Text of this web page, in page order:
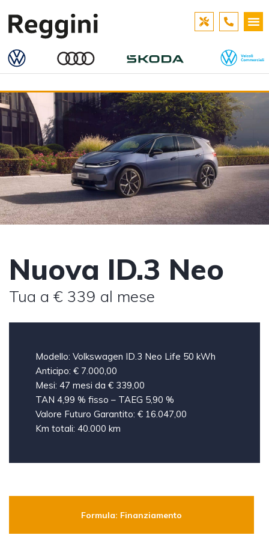
Nuova ID.3 Neo
Tua a € 339 al mese
Modello: Volkswagen ID.3 Neo Life 50 kWh
Anticipo: € 7.000,00
Mesi: 47 mesi da € 339,00
TAN 4,99 % fisso – TAEG 5,90 %
Valore Futuro Garantito: € 16.047,00
Km totali: 40.000 km
Formula: Finanziamento